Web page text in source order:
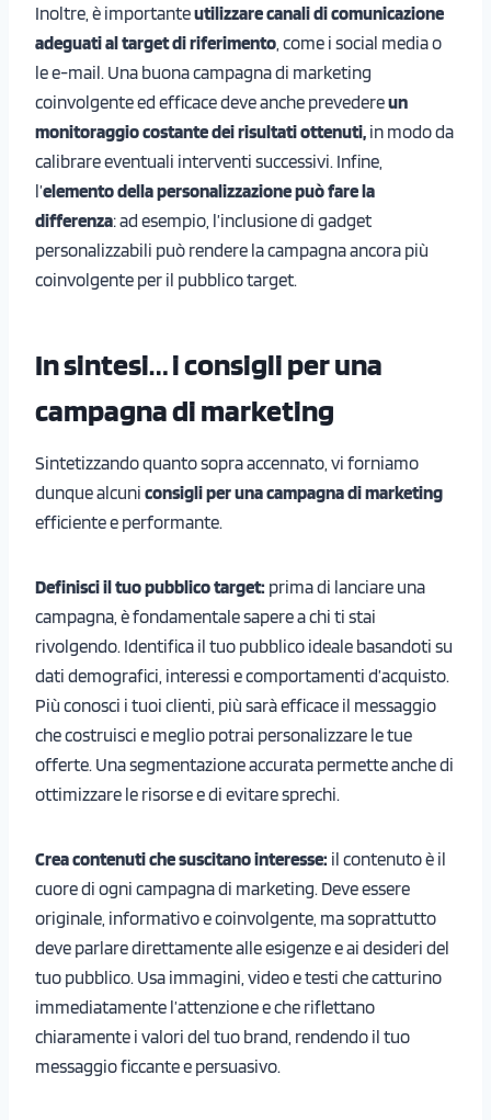
Inoltre, è importanteutilizzare canali di comunicazione
adeguati al target di riferimento , come i social media o
le e-mail. Una buona campagna di marketing
coinvolgente ed efficace deve anche prevedereun
monitoraggio costante dei risultati ottenuti, in modo da
calibrare eventuali interventi successivi. Infine,
l’elemento della personalizzazione può fare la
differenza: ad esempio, l’inclusione di gadget
personalizzabili può rendere la campagna ancora più
coinvolgente per il pubblico target.
In sintesi… i consigli per una
campagna di marketing
Sintetizzando quanto sopra accennato, vi forniamo
dunque alcuni consigli per una campagna di marketing
efficiente e performante.
Definisci il tuo pubblico target: prima di lanciare una
campagna, è fondamentale sapere a chi ti stai
rivolgendo. Identifica il tuo pubblico ideale basandoti su
dati demografici, interessi e comportamenti d’acquisto.
Più conosci i tuoi clienti, più sarà efficace il messaggio
che costruisci e meglio potrai personalizzare le tue
offerte. Una segmentazione accurata permette anche di
ottimizzare le risorse e di evitare sprechi.
Crea contenuti che suscitano interesse: il contenuto è il
cuore di ogni campagna di marketing. Deve essere
originale, informativo e coinvolgente, ma soprattutto
deve parlare direttamente alle esigenze e ai desideri del
tuo pubblico. Usa immagini, video e testi che catturino
immediatamente l’attenzione e che riflettano
chiaramente i valori del tuo brand, rendendo il tuo
messaggio ficcante e persuasivo.